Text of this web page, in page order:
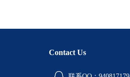
Contact Us